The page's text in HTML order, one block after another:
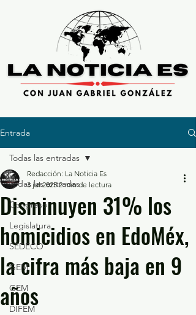
Entrada
Todas las entradas
Congreso
Legislatura
SEDECO
GEM
GEM
DIFEM
Todas las entradas
Disminuyen 31% los
homicidios en EdoMéx,
la cifra más baja en 9
años
Redacción: La Noticia Es
3 jul 2025 2 min de lectura